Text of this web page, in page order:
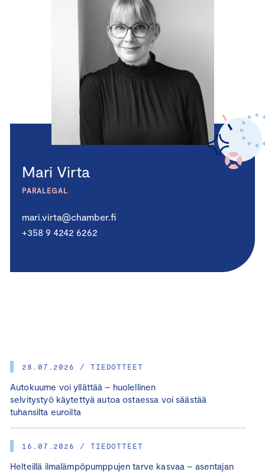
28.07.2026 / TIEDOTTEET
Autokuume voi yllättää – huolellinen
selvitystyö käytettyä autoa ostaessa voi säästää
tuhansilta euroilta
16.07.2026 / TIEDOTTEET
Helteillä ilmalämpöpumppujen tarve kasvaa – asentajan
Mari Virta
PARALEGAL
mari.virta@chamber.fi
+358 9 4242 6262